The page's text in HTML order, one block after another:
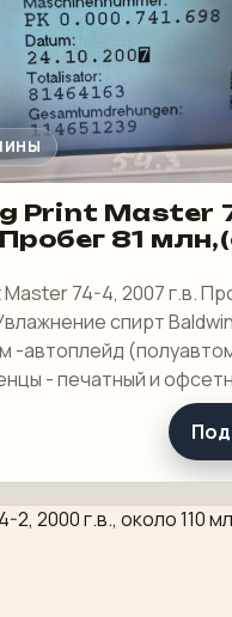
Print Master
81
74-4, 2007 г.в.
спирт
-автоплейд
- печатный и
ClassicCenter -PM74 -